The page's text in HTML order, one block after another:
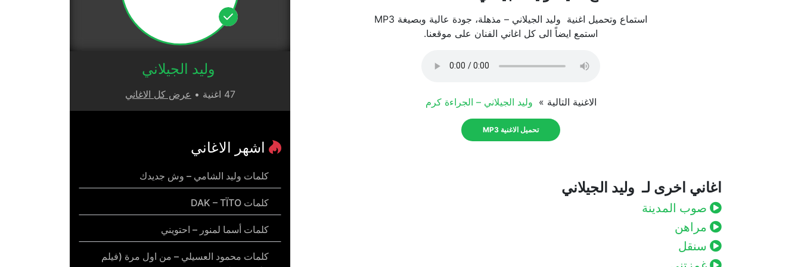
استماع وتحميل اغنية وليد الجيلاني – مذهلة، جودة عالية وبصيغة MP3
استمع ايضاً الى كل اغاني الفنان على موقعنا.
الاغنية التالية » وليد الجيلاني – الجراءة كرم
تحميل الاغنية MP3
اغاني اخرى لـ وليد الجيلاني
صوب المدينة
مراهن
سنقل
وليد الجيلاني
47 اغنية • عرض كل الاغاني
اشهر الاغاني
كلمات وليد الشامي – وش جديدك
كلمات DAK – TÏTO
كلمات أسما لمنور – احتويني
كلمات محمود العسيلي – من اول مرة (فيلم